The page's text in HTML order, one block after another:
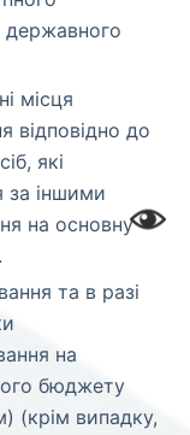
державного
місця
відповідно до
які
за іншими
на основну
та в разі
на
бюджету
(крім випадку,